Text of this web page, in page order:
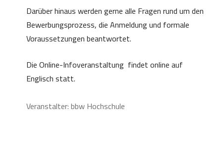
Darüber hinaus werden gerne alle Fragen rund um den
Bewerbungsprozess, die Anmeldung und formale
Voraussetzungen beantwortet.
Die Online-Infoveranstaltung findet online auf
Englisch statt.
Veranstalter: bbw Hochschule